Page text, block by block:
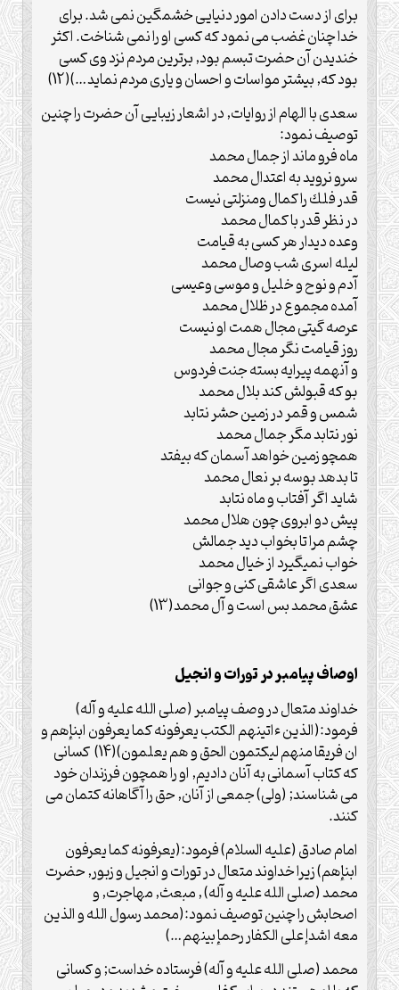
براى از دست دادن امور دنيايى خشمگين نمى شد. براى
خدا چنان غضب مى نمود كه كسى او را نمى شناخت. اكثر
خنديدن آن حضرت تبسم بود, برترين مردم نزد وى كسى
بود كه, بيشتر مواسات و احسان و يارى مردم نمايد…)(12)
سعدى با الهام از روايات, در اشعار زيبايى آن حضرت را چنين
توصيف نمود:
ماه فرو ماند از جمال محمد
سرو نرويد به اعتدال محمد
قدر فلك را كمال ومنزلتى نيست
در نظر قدر با كمال محمد
وعده ديدار هر كسى به قيامت
ليله اسرى شب وصال محمد
آدم و نوح و خليل و موسى وعيسى
آمده مجموع در ظلال محمد
عرصه گيتى مجال همت او نيست
روز قيامت نگر مجال محمد
و آنهمه پيرايه بسته جنت فردوس
بو كه قبولش كند بلال محمد
شمس و قمر در زمين حشر نتابد
نور نتابد مگر جمال محمد
همچو زمين خواهد آسمان كه بيفتد
تا بدهد بوسه بر نعال محمد
شايد اگر آفتاب و ماه نتابد
پيش دو ابروى چون هلال محمد
چشم مرا تا بخواب ديد جمالش
خواب نميگيرد از خيال محمد
سعدى اگر عاشقى كنى و جوانى
عشق محمد بس است و آل محمد(13)
اوصاف پيامبر در تورات و انجيل
خداوند متعال در وصف پيامبر (صلی الله علیه و آله)
فرمود:(الذين ءاتينهم الكتب يعرفونه كما يعرفون ابنإهم و
ان فريقا منهم ليكتمون الحق و هم يعلمون)(14) كسانى
كه كتاب آسمانى به آنان داديم, او را همچون فرزندان خود
مى شناسند; (ولى) جمعى از آنان, حق را آگاهانه كتمان مى
كنند.
امام صادق (علیه السلام) فرمود:(يعرفونه كما يعرفون
ابنإهم) زيرا خداوند متعال در تورات و انجيل و زبور, حضرت
محمد (صلی الله علیه و آله) , مبعث, مهاجرت, و
اصحابش را چنين توصيف نمود:(محمد رسول الله و الذين
معه اشدإ على الكفار رحمإ بينهم…)
محمد (صلی الله علیه و آله) فرستاده خداست; و كسانى